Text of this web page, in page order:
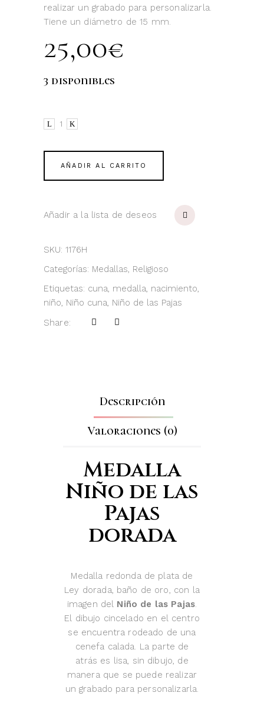
realizar un grabado para personalizarla.
Tiene un diámetro de 15 mm.
25,00€
3 disponibles
Medalla
de
Pajas
AÑADIR AL CARRITO
Añadir a la lista de deseos
SKU: 1176H
Categorías: Medallas, Religioso
Etiquetas: cuna, medalla, nacimiento,
niño, Niño cuna, Niño de las Pajas
Share:
Descripción
Valoraciones (0)
Medalla
Niño de las
Pajas
dorada
Medalla redonda de plata de
Ley dorada, baño de oro, con la
imagen del Niño de las Pajas.
El dibujo cincelado en el centro
se encuentra rodeado de una
cenefa calada. La parte de
atrás es lisa, sin dibujo, de
manera que se puede realizar
un grabado para personalizarla.